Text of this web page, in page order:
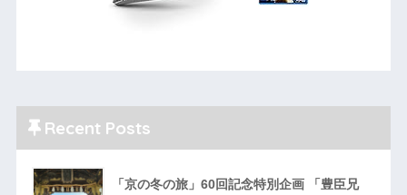
Recent Posts
「京の冬の旅」60回記念特別企画 「豊臣兄